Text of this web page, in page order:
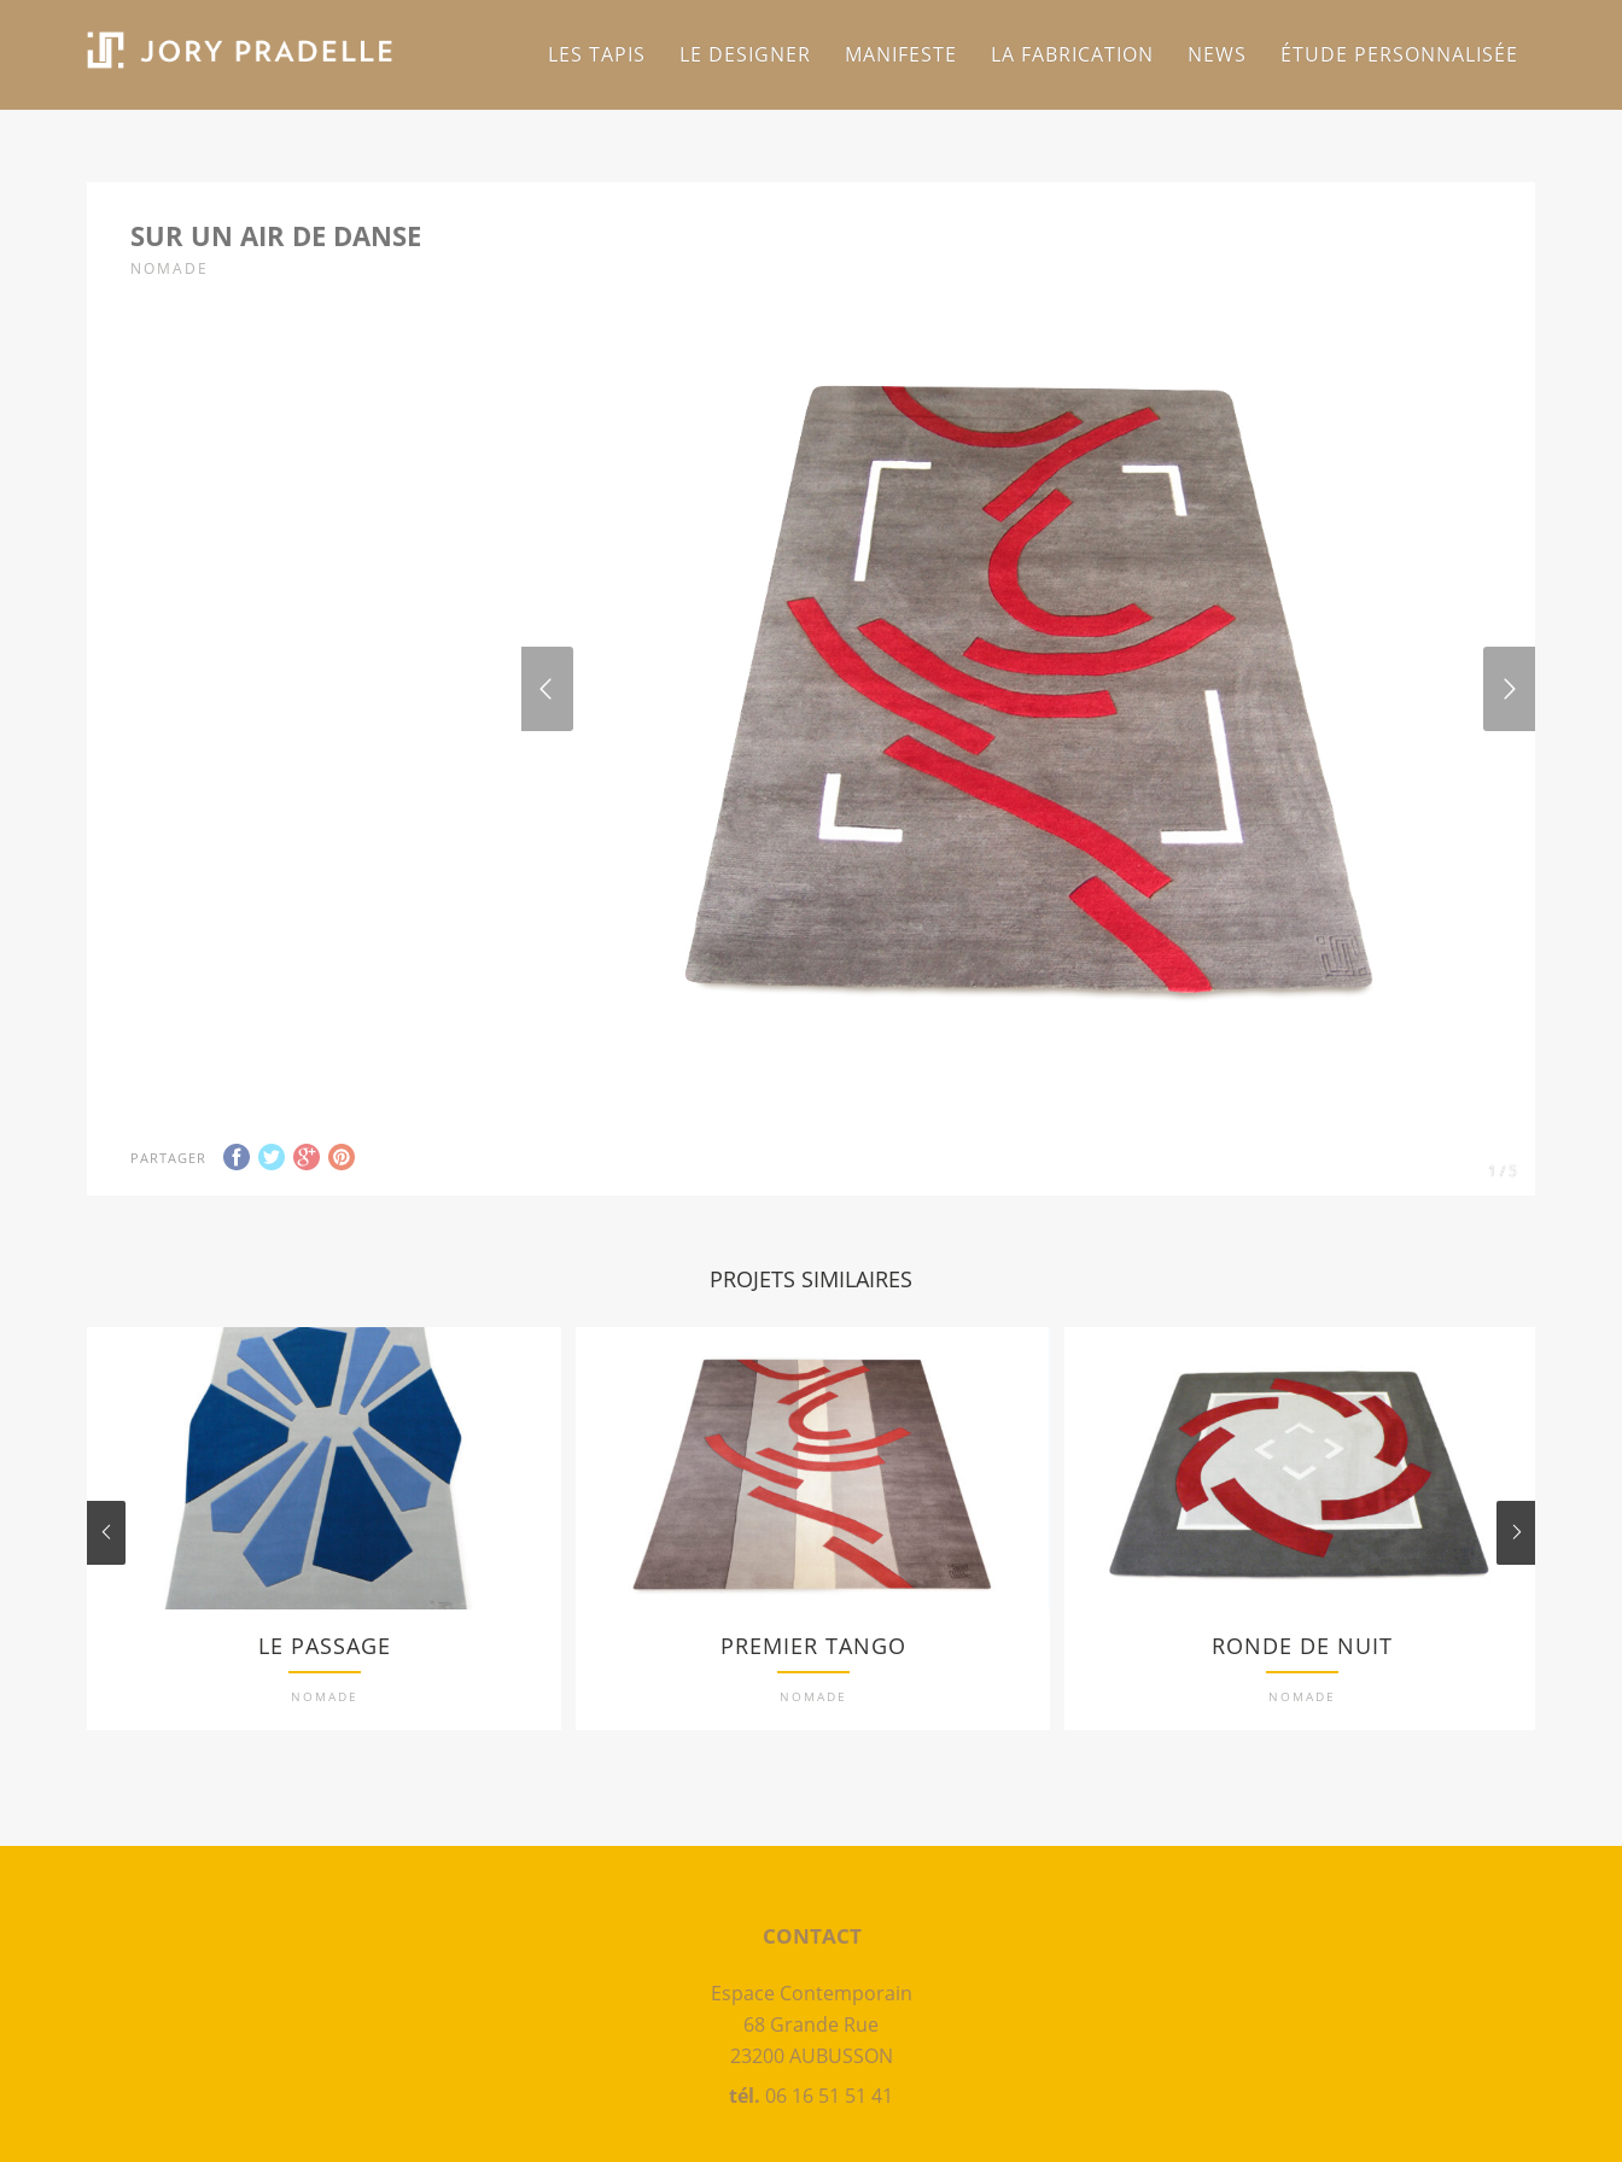
LES TAPIS LE DESIGNER MANIFESTE LA FABRICATION NEWS ÉTUDE PERSONNALISÉE
1 / 5
SUR UN AIR DE DANSE
NOMADE
PARTAGER
PROJETS SIMILAIRES
LE PASSAGE
NOMADE
PREMIER TANGO
NOMADE
RONDE DE NUIT
NOMADE
CONTACT
Espace Contemporain
68 Grande Rue
23200 AUBUSSON
tél. 06 16 51 51 41